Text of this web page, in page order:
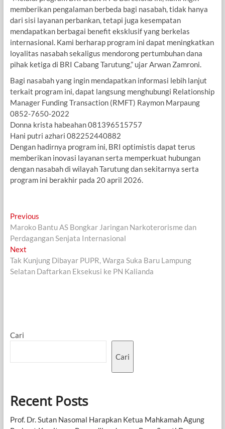
memberikan pengalaman berbeda bagi nasabah, tidak hanya
dari sisi layanan perbankan, tetapi juga kesempatan
mendapatkan berbagai benefit eksklusif yang berkelas
internasional. Kami berharap program ini dapat meningkatkan
loyalitas nasabah sekaligus mendorong pertumbuhan dana
pihak ketiga di BRI Cabang Tarutung,” ujar Arwan Zamroni.
Bagi nasabah yang ingin mendapatkan informasi lebih lanjut
terkait program ini, dapat langsung menghubungi Relationship
Manager Funding Transaction (RMFT) Raymon Marpaung
0852-7650-2022
Donna krista habeahan 081396515757
Hani putri azhari 082252440882
Dengan hadirnya program ini, BRI optimistis dapat terus
memberikan inovasi layanan serta memperkuat hubungan
dengan nasabah di wilayah Tarutung dan sekitarnya serta
program ini berakhir pada 20 april 2026.
Navigasi
pos
PreviousPrevious
post:
Maroko Bantu AS Bongkar Jaringan Narkoterorisme dan
Perdagangan Senjata Internasional
NextNext
post:
Tak Kunjung Dibayar PUPR, Warga Suka Baru Lampung
Selatan Daftarkan Eksekusi ke PN Kalianda
Cari
Cari
Recent Posts
Prof. Dr. Sutan Nasomal Harapkan Ketua Mahkamah Agung